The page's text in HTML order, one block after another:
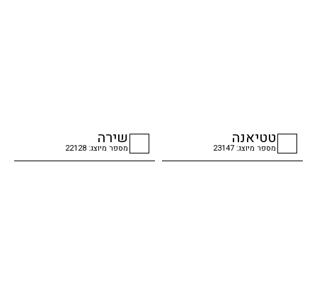
טטיאנה
מספר מיוצג: 23147
שירה
מספר מיוצג: 22128